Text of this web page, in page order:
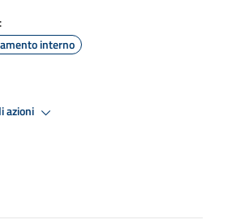
:
interno
azioni